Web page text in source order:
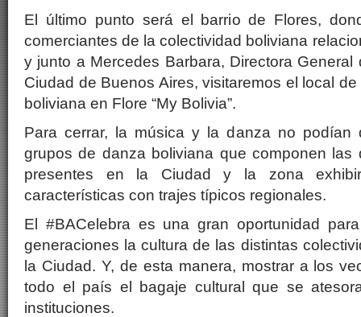
El último punto será el barrio de Flores,
comerciantes de la colectividad boliviana
y junto a Mercedes Barbara, Directora
Ciudad de Buenos Aires, visitaremos el local
boliviana en Flore “My Bolivia”.
Para cerrar, la música y la danza no podían
grupos de danza boliviana que componen las
presentes en la Ciudad y la zona
características con trajes típicos regionales.
El #BACelebra es una gran oportunidad
generaciones la cultura de las distintas
la Ciudad. Y, de esta manera, mostrar a los
todo el país el bagaje cultural que se
instituciones.